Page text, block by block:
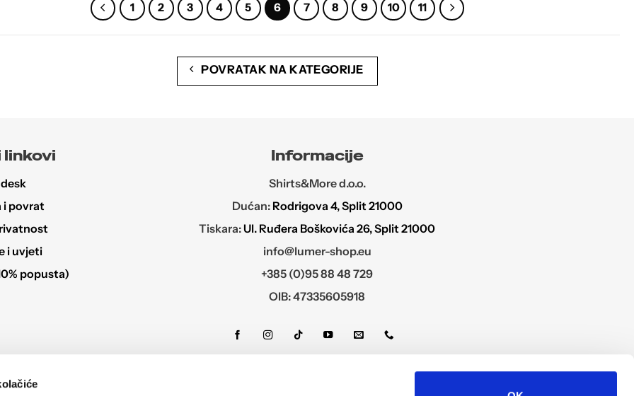
1 2 3 4 5 6 7 8 9 10 11
POVRATAK NA KATEGORIJE
linkovi
i povrat
i uvjeti
popusta)
Informacije
Shirts&More d.o.o.
Dućan: Rodrigova 4, Split 21000
Tiskara:Ul. Ruđera Boškovića 26, Split 21000
info@lumer-shop.eu
+385 (0)95 88 48 729
OIB: 47335605918